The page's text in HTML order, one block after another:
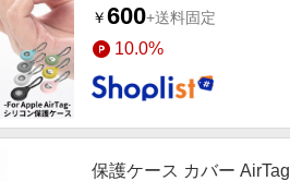
￥600+送料固定
10.0%
保護ケース カバー AirTag